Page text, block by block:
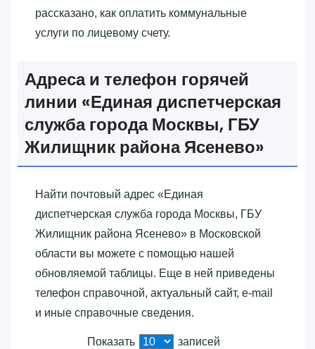
рассказано, как оплатить коммунальные
услуги по лицевому счету.
Адреса и телефон горячей
линии «‎Единая диспетчерская
служба города Москвы, ГБУ
Жилищник района Ясенево»‎
Найти почтовый адрес «‎Единая
диспетчерская служба города Москвы, ГБУ
Жилищник района Ясенево»‎ в Московской
области вы можете с помощью нашей
обновляемой таблицы. Еще в ней приведены
телефон справочной, актуальный сайт, e-mail
и иные справочные сведения.
Показать
записей